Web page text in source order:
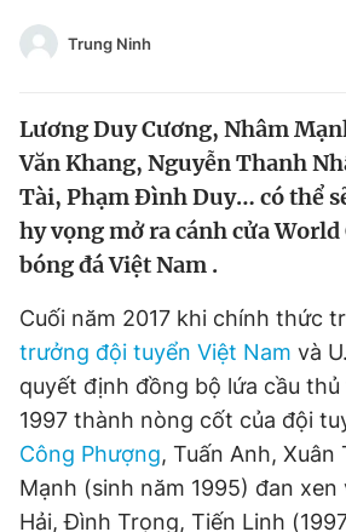
Tin thị trường
Sản phẩm khác
Tiện ích Bạn
Thông tin tòa soạn Liên
Đọc Thanh Niên trên điện thoại
Trung Ninh
Lương Duy Cương, Nhâm
Văn Khang, Nguyễn Thanh
Tài, Phạm Đình Duy… có thể
hy vọng mở ra cánh cửa World
bóng đá Việt Nam .
Cuối năm 2017 khi chính thức
trưởng đội tuyển Việt Nam và
quyết định đồng bộ lứa cầu
1997 thành nòng cốt của đội
Công Phượng, Tuấn Anh, Xuân
Mạnh (sinh năm 1995) đan xen
Hải, Đình Trọng, Tiến Linh